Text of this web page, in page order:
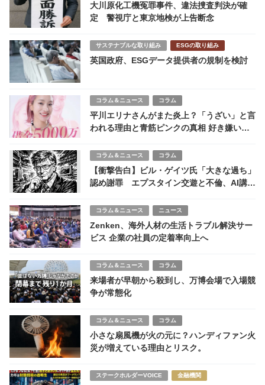
大川原化工機冤罪事件、違法捜査判決が確
定 警視庁と東京地検が上告断念
サステナブルな取り組み ESGの取り組み
英国政府、ESGデータ提供者の規制を検討
コラム＆ニュース コラム
平川エリナさんがまた炎上？「うざい」と言
われる理由と青筋ピンクの真相 好き嫌い別
コラム＆ニュース コラム
【衝撃告白】ビル・ゲイツ氏「大きな過ち」
認め謝罪 エプスタイン交遊と不倫、AI講演
コラム＆ニュース ニュース
Zenken、海外人材の生活トラブル解決サー
ビス 企業の社員の定着率向上へ
コラム＆ニュース コラム
来場者が早朝から殺到し、万博会場で入場競
争が常態化
コラム＆ニュース コラム
小さな扇風機が火の元に？ハンディファン火
災が増えている理由とリスク。
ステークホルダーVOICE 金融機関